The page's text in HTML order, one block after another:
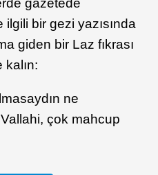
gazetede
bir gezi yazısında
giden bir Laz fıkrası
kalın:
ne
çok mahcup